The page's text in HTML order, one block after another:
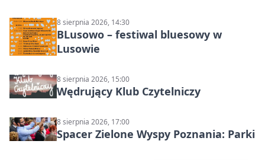
8 sierpnia 2026, 14:30
BLusowo – festiwal bluesowy w
Lusowie
8 sierpnia 2026, 15:00
Wędrujący Klub Czytelniczy
8 sierpnia 2026, 17:00
Spacer Zielone Wyspy Poznania: Parki